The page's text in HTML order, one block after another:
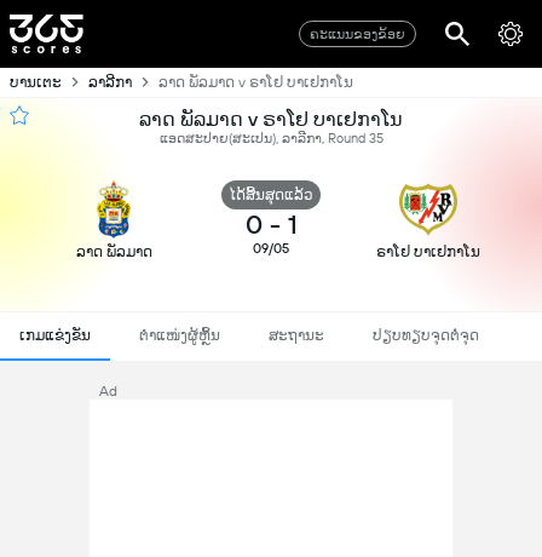
ຄະແນນຂອງຂ້ອຍ
ບານເຕະ ລາລີກາ ລາດ ພັລມາດ v ຣາໂຢ ບາເຢກາໂນ
ລາດ ພັລມາດ v ຣາໂຢ ບາເຢກາໂນ
ແອດສະປາຍ​(ສະເປນ), ລາລີກາ, Round 35
ລາດ ພັລມາດ
ໄດ້ສິ້ນສຸດແລ້ວ
0 - 1
09/05 ຣາໂຢ ບາເຢກາໂນ
ເກມແຂ່ງຂັນ ຕຳແໜ່ງຜູ້ຫຼິ້ນ ສະຖານະ ປຽບທຽບຈຸດຕໍ່ຈຸດ
Ad